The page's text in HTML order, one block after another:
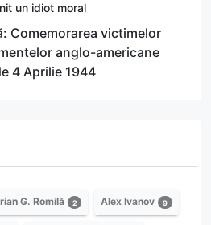
un idiot moral
Comemorarea victimelor
anglo-americane
4 Aprilie 1944
G. Romilă 2 Alex Ivanov 9